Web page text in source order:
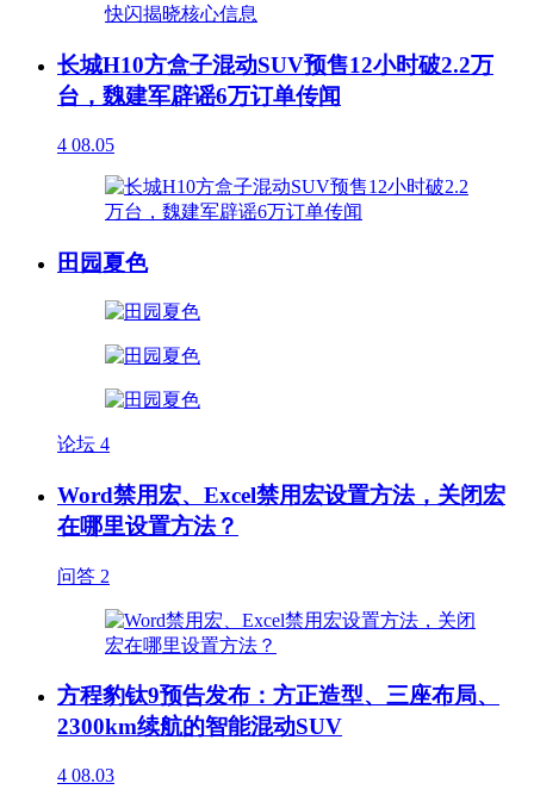
长城H10方盒子混动SUV预售12小时破2.2万
台，魏建军辟谣6万订单传闻
4 08.05
田园夏色
论坛 4
Word禁用宏、Excel禁用宏设置方法，关闭宏
在哪里设置方法？
问答 2
方程豹钛9预告发布：方正造型、三座布局、
2300km续航的智能混动SUV
4 08.03